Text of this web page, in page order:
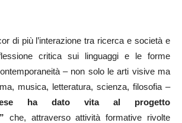
di più l’interazione tra ricerca e società e
critica sui linguaggi e le forme
– non solo le arti visive ma
musica, letteratura, scienza, filosofia –
ha dato vita al progetto
che, attraverso attività formative rivolte